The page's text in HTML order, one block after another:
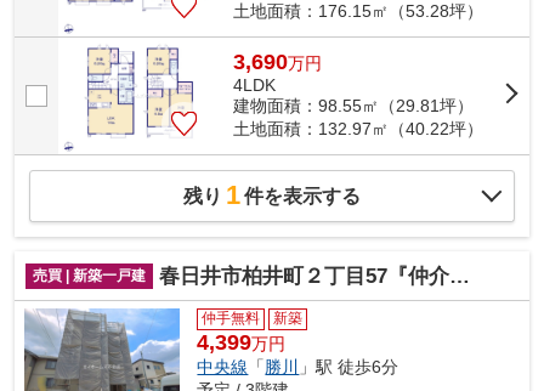
土地面積：176.15㎡（53.28坪）
3,690万円
4LDK
建物面積：98.55㎡（29.81坪）
土地面積：132.97㎡（40.22坪）
残り 1件を表示する
売買 | 新築一戸建 春日井市柏井町２丁目57『仲介料無料』新築戸建て
仲手無料 新築
4,399万円
中央線 「 勝川
」駅 徒歩6分